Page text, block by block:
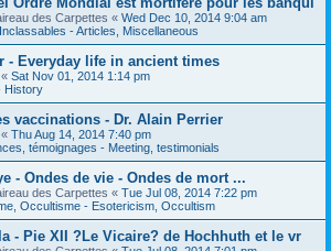
des Carpettes « Wed Dec 10, 2014 9:04 am
- Articles, Miscellaneous
- Everyday life in ancient times
« Sat Nov 01, 2014 1:14 pm
History
vaccinations - Dr. Alain Perrier
« Thu Aug 14, 2014 7:40 pm
témoignages - Meeting, testimonials
- Ondes de vie - Ondes de mort ...
des Carpettes « Tue Jul 08, 2014 7:22 pm
Occultisme - Esotericism, Occultism
- Pie XII ?Le Vicaire? de Hochhuth et le vr